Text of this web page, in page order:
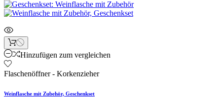
Hinzufügen zum vergleichen
Flaschenöffner - Korkenzieher
Weinflasche mit Zubehör, Geschenkset